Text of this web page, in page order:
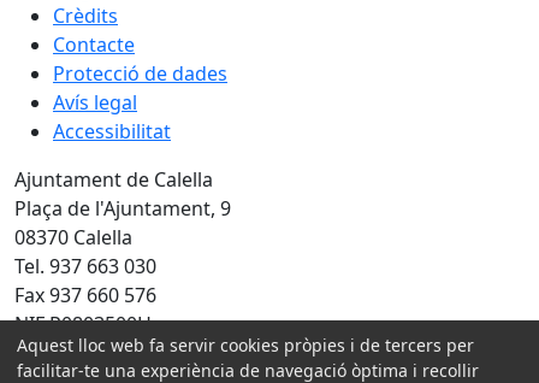
Crèdits
Contacte
Protecció de dades
Avís legal
Accessibilitat
Ajuntament de Calella
Plaça de l'Ajuntament, 9
08370 Calella
Tel. 937 663 030
Fax 937 660 576
NIF P0803500H
Amb la col·laboració de:
Aquest lloc web fa servir cookies pròpies i de tercers per
facilitar-te una experiència de navegació òptima i recollir